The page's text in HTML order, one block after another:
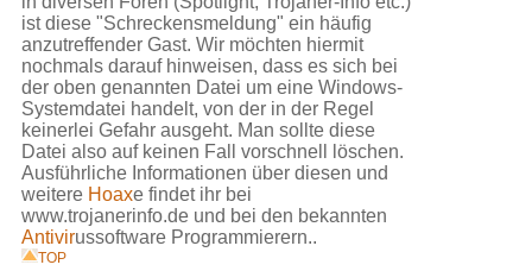
ist diese "Schreckensmeldung" ein häufig
anzutreffender Gast. Wir möchten hiermit
nochmals darauf hinweisen, dass es sich bei
der oben genannten Datei um eine Windows-
Systemdatei handelt, von der in der Regel
keinerlei Gefahr ausgeht. Man sollte diese
Datei also auf keinen Fall vorschnell löschen.
Ausführliche Informationen über diesen und
weitere Hoaxe findet ihr bei
www.trojanerinfo.de und bei den bekannten
Antivirussoftware Programmierern..
TOP